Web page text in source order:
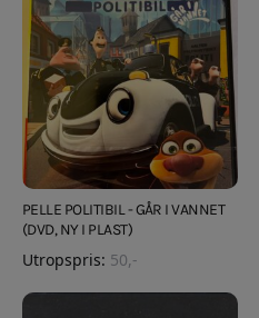
PELLE POLITIBIL - GÅR I VANNET
(DVD, NY I PLAST)
Utropspris: 50,-